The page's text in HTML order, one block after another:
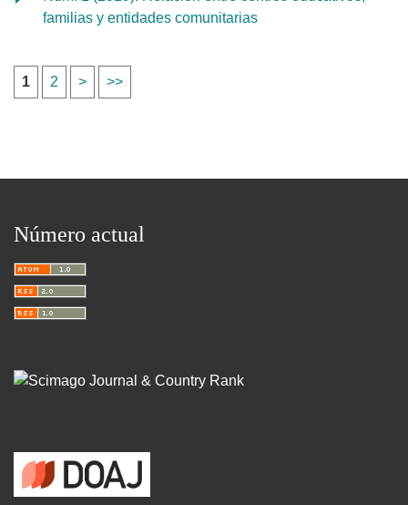
familias y entidades comunitarias
1 2 > >>
Número actual